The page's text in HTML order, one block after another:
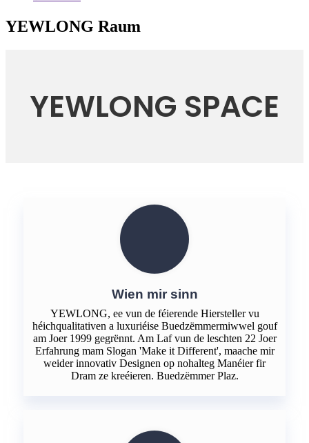
YEWLONG Raum
YEWLONG SPACE
Wien mir sinn
YEWLONG, ee vun de féierende Hiersteller vu
héichqualitativen a luxuriéise Buedzëmmermiwwel gouf
am Joer 1999 gegrënnt. Am Laf vun de leschten 22 Joer
Erfahrung mam Slogan 'Make it Different', maache mir
weider innovativ Designen op nohalteg Manéier fir
Dram ze kreéieren. Buedzëmmer Plaz.